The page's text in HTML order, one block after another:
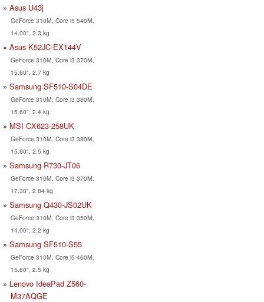
Asus U43j
GeForce 310M, Core i5 540M,
14.00", 2.3 kg
Asus K52JC-EX144V
GeForce 310M, Core i3 370M,
15.60", 2.7 kg
Samsung SF510-S04DE
GeForce 310M, Core i3 380M,
15.60", 2.4 kg
MSI CX623-258UK
GeForce 310M, Core i3 380M,
15.60", 2.5 kg
Samsung R730-JT06
GeForce 310M, Core i3 370M,
17.30", 2.84 kg
Samsung Q430-JS02UK
GeForce 310M, Core i3 350M,
14.00", 2.2 kg
Samsung SF510-S55
GeForce 310M, Core i5 460M,
15.60", 2.5 kg
Lenovo IdeaPad Z560-
M37AQGE